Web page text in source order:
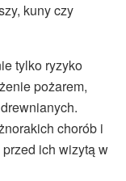
kuny czy
tylko ryzyko
pożarem,
chorób i
ich wizytą w